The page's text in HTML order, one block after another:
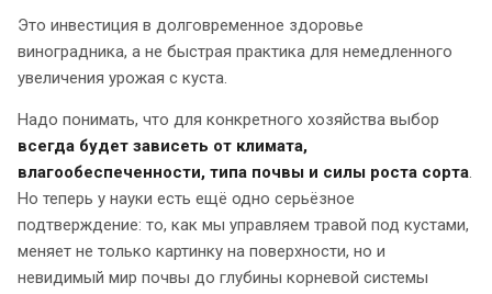
Это инвестиция в долговременное здоровье
виноградника, а не быстрая практика для немедленного
увеличения урожая с куста.
Надо понимать, что для конкретного хозяйства выбор
всегда будет зависеть от климата,
влагообеспеченности, типа почвы и силы роста сорта.
Но теперь у науки есть ещё одно серьёзное
подтверждение: то, как мы управляем травой под кустами,
меняет не только картинку на поверхности, но и
невидимый мир почвы до глубины корневой системы